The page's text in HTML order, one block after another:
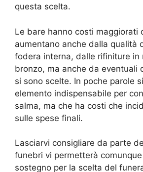
questa scelta.
Le bare hanno costi maggiorati
aumentano anche dalla qualità
fodera interna, dalle rifiniture in
bronzo, ma anche da eventuali
si sono scelte. In poche parole
elemento indispensabile per
salma, ma che ha costi che
sulle spese finali.
Lasciarvi consigliare da parte
funebri vi permetterà
sostegno per la scelta del